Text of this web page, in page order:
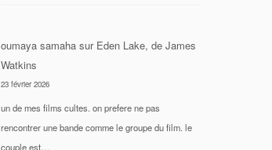
oumaya samaha sur Eden Lake, de James
Watkins
23 février 2026
un de mes films cultes. on prefere ne pas
rencontrer une bande comme le groupe du film. le
couple est…